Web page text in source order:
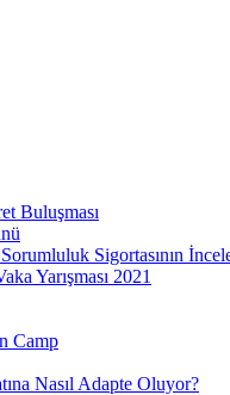
Buluşması
Sigortasının
Yarışması 2021
Camp
Nasıl Adapte Oluyor?